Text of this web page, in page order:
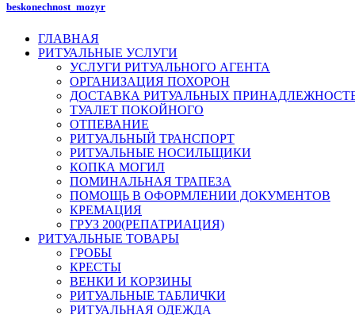
beskonechnost_mozyr
ГЛАВНАЯ
РИТУАЛЬНЫЕ УСЛУГИ
УСЛУГИ РИТУАЛЬНОГО АГЕНТА
ОРГАНИЗАЦИЯ ПОХОРОН
ДОСТАВКА РИТУАЛЬНЫХ
ТУАЛЕТ ПОКОЙНОГО
ОТПЕВАНИЕ
РИТУАЛЬНЫЙ ТРАНСПОРТ
РИТУАЛЬНЫЕ НОСИЛЬЩИКИ
КОПКА МОГИЛ
ПОМИНАЛЬНАЯ ТРАПЕЗА
ПОМОЩЬ В ОФОРМЛЕНИИ ДОКУМЕНТОВ
КРЕМАЦИЯ
ГРУЗ 200(РЕПАТРИАЦИЯ)
РИТУАЛЬНЫЕ ТОВАРЫ
ГРОБЫ
КРЕСТЫ
ВЕНКИ И КОРЗИНЫ
РИТУАЛЬНЫЕ ТАБЛИЧКИ
РИТУАЛЬНАЯ ОДЕЖДА